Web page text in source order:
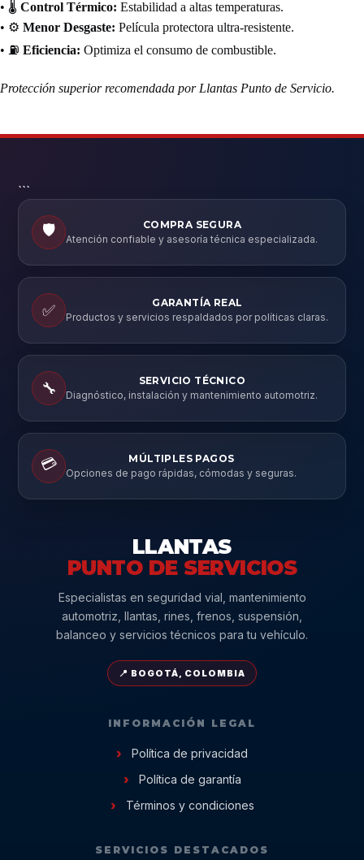
• 🌡️ Control Térmico: Estabilidad a altas temperaturas.
• ⚙️ Menor Desgaste: Película protectora ultra-resistente.
• ⛽ Eficiencia: Optimiza el consumo de combustible.
Protección superior recomendada por Llantas Punto de Servicio.
```
🛡️
COMPRA SEGURA
Atención confiable y asesoría técnica especializada.
✅
GARANTÍA REAL
Productos y servicios respaldados por políticas claras.
🔧
SERVICIO TÉCNICO
Diagnóstico, instalación y mantenimiento automotriz.
💳
MÚLTIPLES PAGOS
Opciones de pago rápidas, cómodas y seguras.
LLANTAS
PUNTO DE SERVICIOS
Especialistas en seguridad vial, mantenimiento
automotriz, llantas, rines, frenos, suspensión,
balanceo y servicios técnicos para tu vehículo.
📍 BOGOTÁ, COLOMBIA
INFORMACIÓN LEGAL
Política de privacidad
Política de garantía
Términos y condiciones
SERVICIOS DESTACADOS